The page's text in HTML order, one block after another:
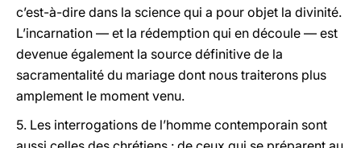
c’est-à-dire dans la science qui a pour objet la divinité.
L’incarnation — et la rédemption qui en découle — est
devenue également la source définitive de la
sacramentalité du mariage dont nous traiterons plus
amplement le moment venu.
5. Les interrogations de l’homme contemporain sont